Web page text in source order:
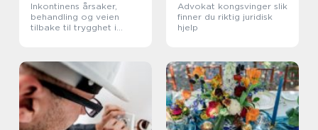
Inkontinens årsaker,
behandling og veien
tilbake til trygghet i
Advokat kongsvinger slik
finner du riktig juridisk
hjelp